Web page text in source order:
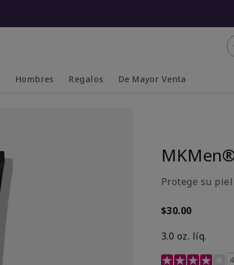
Hombres Regalos De Mayor Venta
Protege su
$30.00
3.0 oz. líq.
Calificación de